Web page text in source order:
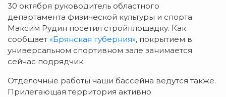
30 октября руководитель областного
департамента физической культуры и спорта
Максим Рудин посетил стройплощадку. Как
сообщает «Брянская губерния», покрытием в
универсальном спортивном зале занимается
сейчас подрядчик.
Отделочные работы чаши бассейна ведутся также.
Прилегающая территория активно